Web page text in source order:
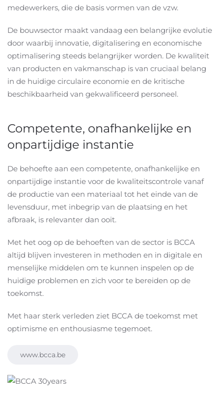
medewerkers, die de basis vormen van de vzw.
De bouwsector maakt vandaag een belangrijke evolutie
door waarbij innovatie, digitalisering en economische
optimalisering steeds belangrijker worden. De kwaliteit
van producten en vakmanschap is van cruciaal belang
in de huidige circulaire economie en de kritische
beschikbaarheid van gekwalificeerd personeel.
Competente, onafhankelijke en
onpartijdige instantie
De behoefte aan een competente, onafhankelijke en
onpartijdige instantie voor de kwaliteitscontrole vanaf
de productie van een materiaal tot het einde van de
levensduur, met inbegrip van de plaatsing en het
afbraak, is relevanter dan ooit.
Met het oog op de behoeften van de sector is BCCA
altijd blijven investeren in methoden en in digitale en
menselijke middelen om te kunnen inspelen op de
huidige problemen en zich voor te bereiden op de
toekomst.
Met haar sterk verleden ziet BCCA de toekomst met
optimisme en enthousiasme tegemoet.
www.bcca.be